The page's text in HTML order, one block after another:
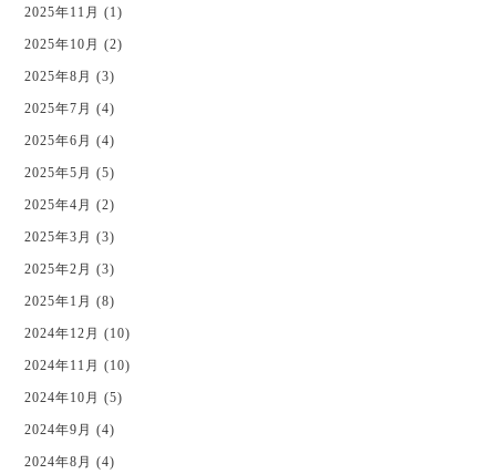
2025年11月 (1)
2025年10月 (2)
2025年8月 (3)
2025年7月 (4)
2025年6月 (4)
2025年5月 (5)
2025年4月 (2)
2025年3月 (3)
2025年2月 (3)
2025年1月 (8)
2024年12月 (10)
2024年11月 (10)
2024年10月 (5)
2024年9月 (4)
2024年8月 (4)